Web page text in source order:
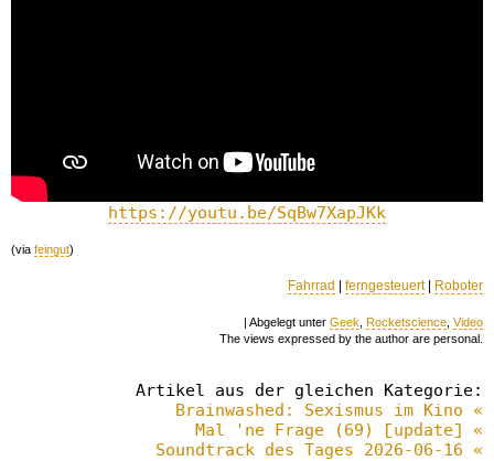
https://youtu.be/SqBw7XapJKk
(via feingut)
Fahrrad ferngesteuert| Roboter
| Abgelegt unter Geek Rocketscience Video
The views expressed by the author are personal.
Artikel aus der gleichen Kategorie:
Brainwashed: Sexismus im Kino «
Mal 'ne Frage (69) [update] «
Soundtrack des Tages 2026-06-16 «